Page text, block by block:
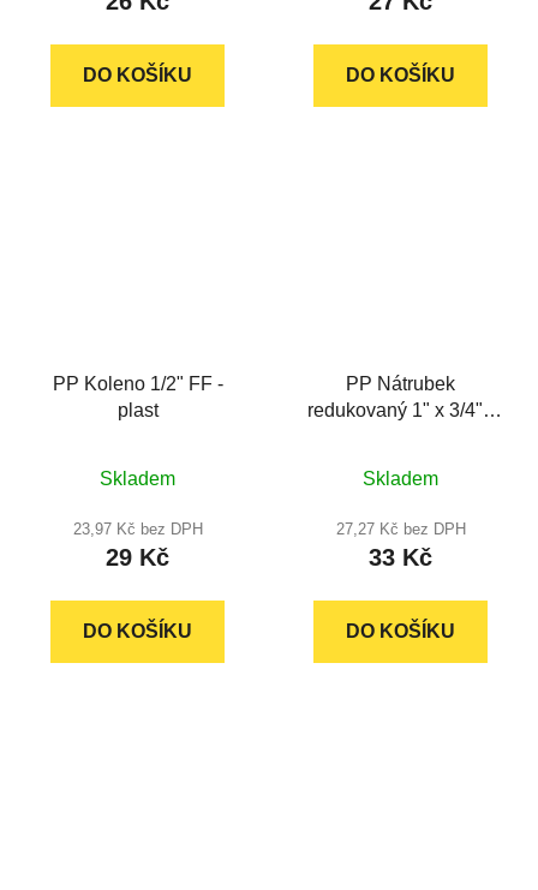
DO KOŠÍKU DO KOŠÍKU
PP Koleno 1/2" FF -
plast
Skladem
23,97 Kč bez DPH
29 Kč
DO KOŠÍKU
PP Nátrubek
redukovaný 1" x 3/4" -
Skladem
27,27 Kč bez DPH
33 Kč
DO KOŠÍKU